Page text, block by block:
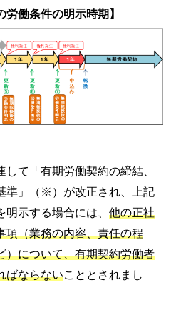
働条件の明示時期】
て「有期労働契約の締結、
準」（※）が改正され、上記
示する場合には、 他の正社
項（業務の内容、責任の程
）について、有期契約労働者
ばならないこととされまし